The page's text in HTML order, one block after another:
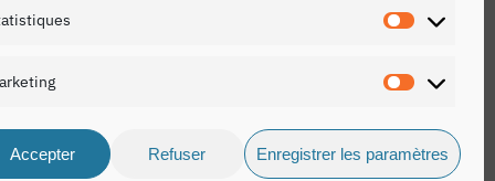
Marketing
Accepter Refuser Enregistrer les paramètres
Share